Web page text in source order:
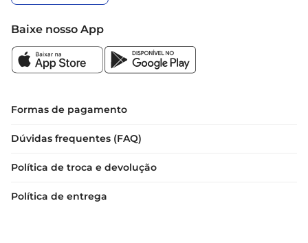
Baixe nosso App
Formas de pagamento
Dúvidas frequentes (FAQ)
Política de troca e devolução
Política de entrega